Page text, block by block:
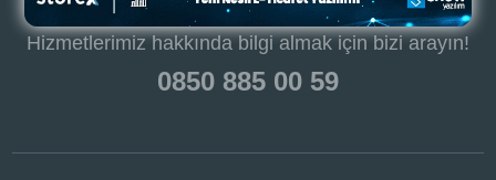
Hizmetlerimiz hakkında bilgi almak için bizi arayın!
0850 885 00 59